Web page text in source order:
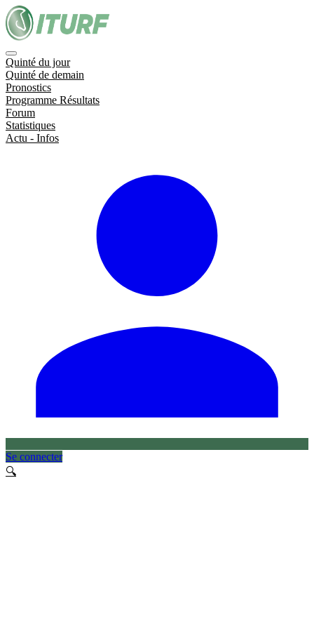
Quinté du jour
Quinté de demain
Pronostics
Programme Résultats
Forum
Statistiques
Actu - Infos
Se connecter
🔍